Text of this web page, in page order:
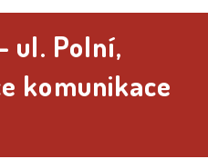
ul. Polní,
komunikace